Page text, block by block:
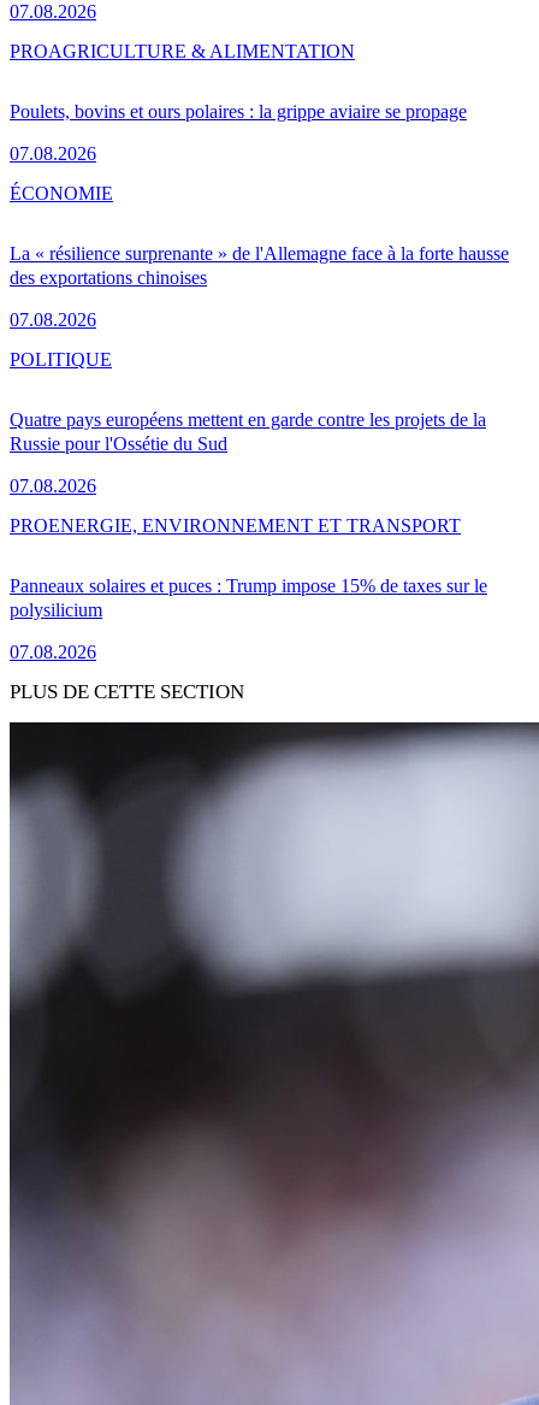
07.08.2026
Poulets, bovins et ours polaires : la grippe aviaire se propage
07.08.2026
PROAGRICULTURE & ALIMENTATION
La « résilience surprenante » de l'Allemagne face à la forte hausse
des exportations chinoises
07.08.2026
ÉCONOMIE
Quatre pays européens mettent en garde contre les projets de la
Russie pour l'Ossétie du Sud
07.08.2026
POLITIQUE
Panneaux solaires et puces : Trump impose 15% de taxes sur le
polysilicium
07.08.2026
PROENERGIE, ENVIRONNEMENT ET TRANSPORT
PLUS DE CETTE SECTION